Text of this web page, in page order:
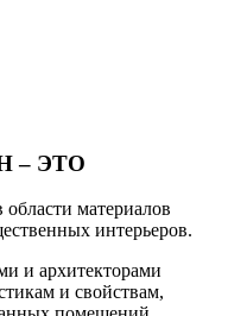
– ЭТО
материалов
интерьеров.
и архитекторами
и свойствам,